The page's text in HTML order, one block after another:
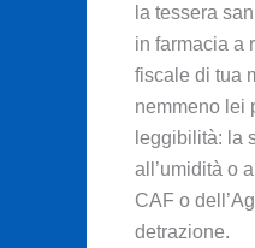
la tessera
in farmacia a
fiscale di tua
nemmeno lei
leggibilità: la
all’umidità o
CAF o
detrazione.